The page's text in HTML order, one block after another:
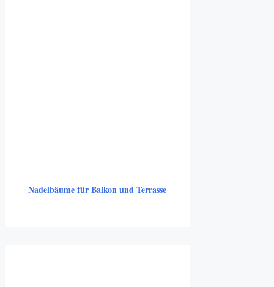
Nadelbäume für Balkon und Terrasse